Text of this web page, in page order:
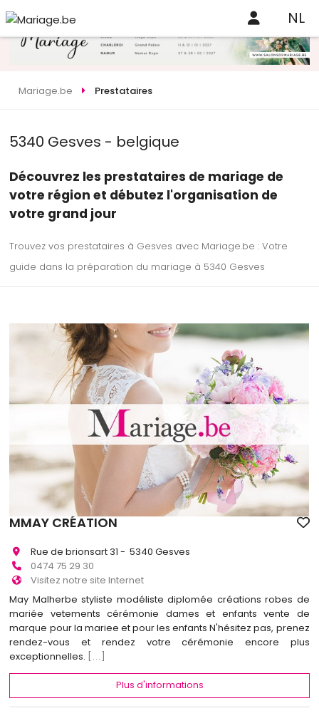
NL
Mariage.be Prestataires
5340 Gesves - belgique
Découvrez les prestataires de mariage de
votre région et débutez l'organisation de
votre grand jour
Trouvez vos prestataires à Gesves avec Mariage.be : Votre
guide dans la préparation du mariage à 5340 Gesves
MMAY CRÉATION
Rue de brionsart 31 - 5340 Gesves
0474 75 29 30
Visitez notre site Internet
May Malherbe styliste modéliste diplomée créations robes de
mariée vetements cérémonie dames et enfants vente de
marque pour la mariee et pour les enfants N'hésitez pas, prenez
rendez-vous et rendez votre cérémonie encore plus
exceptionnelles. [...]
Plus d'informations